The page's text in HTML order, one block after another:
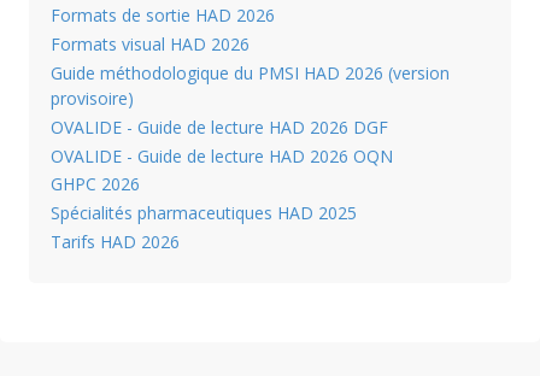
Formats de sortie HAD 2026
Formats visual HAD 2026
Guide méthodologique du PMSI HAD 2026 (version
provisoire)
OVALIDE - Guide de lecture HAD 2026 DGF
OVALIDE - Guide de lecture HAD 2026 OQN
GHPC 2026
Spécialités pharmaceutiques HAD 2025
Tarifs HAD 2026